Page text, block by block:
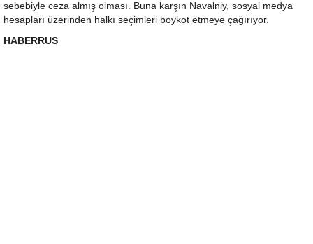
sebebiyle ceza almış olması. Buna karşın Navalniy, sosyal medya
hesapları üzerinden halkı seçimleri boykot etmeye çağırıyor.
HABERRUS